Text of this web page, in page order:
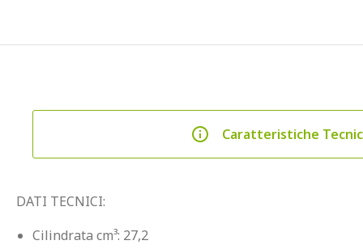
Caratteristiche
DATI TECNICI:
Cilindrata cm³: 27,2